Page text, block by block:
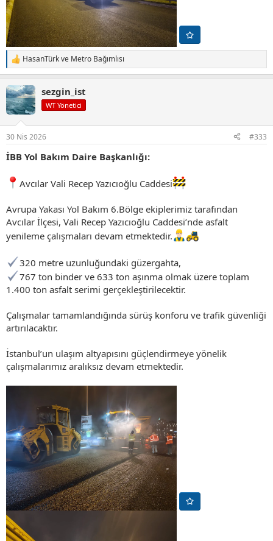
T
e
k
i
l
:
HasanTürkve Metro Bağımlısı
sezgin_ist
WT Yönetici
30 Nis 2026 #333
İBB Yol Bakım Daire Başkanlığı:
Avcılar Vali Recep Yazıcıoğlu Caddesi
Avrupa Yakası Yol Bakım 6.Bölge ekiplerimiz tarafından
Avcılar İlçesi, Vali Recep Yazıcıoğlu Caddesi’nde asfalt
yenileme çalışmaları devam etmektedir.
320 metre uzunluğundaki güzergahta,
767 ton binder ve 633 ton aşınma olmak üzere toplam
1.400 ton asfalt serimi gerçekleştirilecektir.
Çalışmalar tamamlandığında sürüş konforu ve trafik güvenliği
artırılacaktır.
İstanbul’un ulaşım altyapısını güçlendirmeye yönelik
çalışmalarımız aralıksız devam etmektedir.